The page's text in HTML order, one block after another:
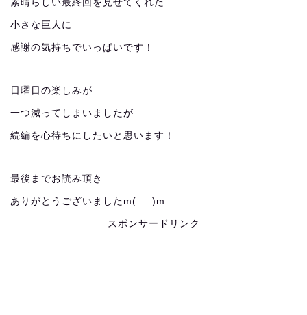
素晴らしい最終回を見せてくれた
小さな巨人に
感謝の気持ちでいっぱいです！
日曜日の楽しみが
一つ減ってしまいましたが
続編を心待ちにしたいと思います！
最後までお読み頂き
ありがとうございましたm(_ _)m
スポンサードリンク